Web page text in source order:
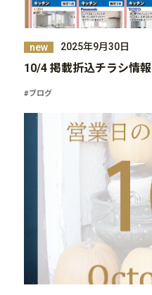
new 2025年9月30日
10/4 掲載折込チラシ情報
#ブログ